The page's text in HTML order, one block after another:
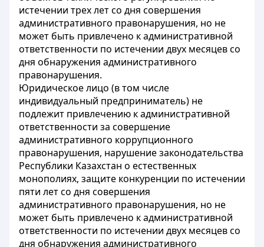
истечении трех лет со дня совершения
административного правонарушения, но не
может быть привлечено к административной
ответственности по истечении двух месяцев со
дня обнаружения административного
правонарушения.
Юридическое лицо (в том числе
индивидуальный предприниматель) не
подлежит привлечению к административной
ответственности за совершение
административного коррупционного
правонарушения, нарушение законодательства
Республики Казахстан о естественных
монополиях, защите конкуренции по истечении
пяти лет со дня совершения
административного правонарушения, но не
может быть привлечено к административной
ответственности по истечении двух месяцев со
дня обнаружения административного